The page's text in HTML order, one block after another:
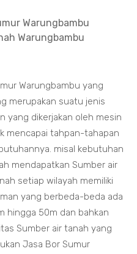
Warungbambu
Warungbambu
Warungbambu yang
merupakan suatu jenis
yang dikerjakan oleh mesin
mencapai tahpan-tahapan
misal kebutuhan
mendapatkan Sumber air
setiap wilayah memiliki
yang berbeda-beda ada
hingga 50m dan bahkan
Sumber air tanah yang
Jasa Bor Sumur